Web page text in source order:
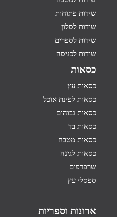
שידות פתוחות
שידות לסלון
שידות לספרים
שידות לכניסה
כסאות
כסאות עץ
כסאות לפינת אוכל
כסאות גבוהים
כסאות בד
כסאות מטבח
כסאות לגינה
שרפרפים
ספסלי עץ
ארונות וספריות